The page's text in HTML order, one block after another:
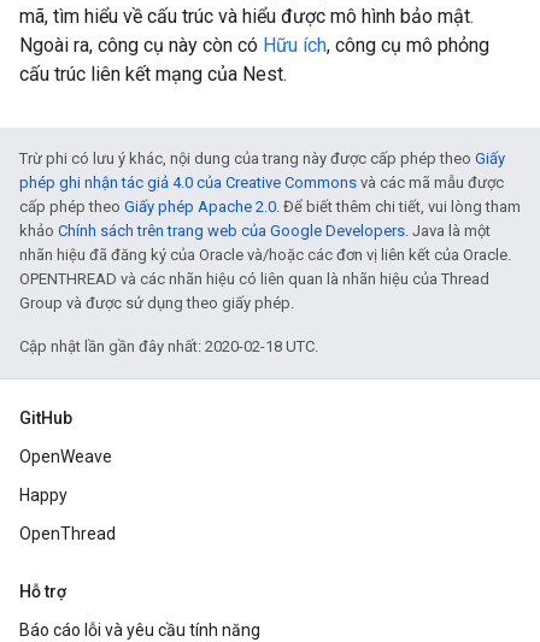
mã, tìm hiểu về cấu trúc và hiểu được mô hình bảo mật.
Ngoài ra, công cụ này còn có Hữu ích, công cụ mô phỏng
cấu trúc liên kết mạng của Nest.
Trừ phi có lưu ý khác, nội dung của trang này được cấp phép theo Giấy
phép ghi nhận tác giả 4.0 của Creative Commons và các mã mẫu được
cấp phép theo Giấy phép Apache 2.0. Để biết thêm chi tiết, vui lòng tham
khảo Chính sách trên trang web của Google Developers. Java là một
nhãn hiệu đã đăng ký của Oracle và/hoặc các đơn vị liên kết của Oracle.
OPENTHREAD và các nhãn hiệu có liên quan là nhãn hiệu của Thread
Group và được sử dụng theo giấy phép.
Cập nhật lần gần đây nhất: 2020-02-18 UTC.
GitHub
OpenWeave
Happy
OpenThread
Hỗ trợ
Báo cáo lỗi và yêu cầu tính năng